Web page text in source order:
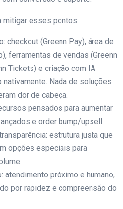
mitigar esses pontos:
checkout (Greenn Pay), área de
ferramentas de vendas (Greenn
Tickets) e criação com IA
nativamente. Nada de soluções
dor de cabeça.
pensados para aumentar
e order bump/upsell.
estrutura justa que
opções especiais para
atendimento próximo e humano,
por rapidez e compreensão do